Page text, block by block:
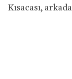
Kısacası,